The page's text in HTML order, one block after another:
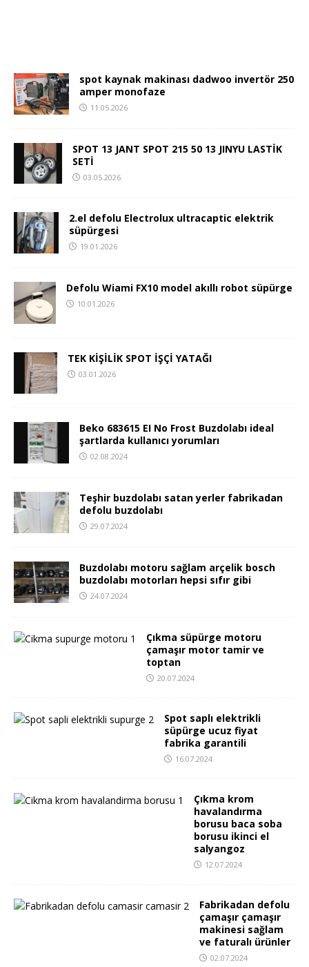
spot kaynak makinası dadwoo invertör 250
amper monofaze
11.05.2026
SPOT 13 JANT SPOT 215 50 13 JINYU LASTİK
SETİ
03.05.2026
2.el defolu Electrolux ultracaptic elektrik
süpürgesi
19.01.2026
Defolu Wiami FX10 model akıllı robot süpürge
10.01.2026
TEK KİŞİLİK SPOT İŞÇİ YATAĞI
03.01.2026
Beko 683615 EI No Frost Buzdolabı ideal
şartlarda kullanıcı yorumları
02.08.2024
Teşhir buzdolabı satan yerler fabrikadan
defolu buzdolabı
29.07.2024
Buzdolabı motoru sağlam arçelik bosch
buzdolabı motorları hepsi sıfır gibi
24.07.2024
Çıkma süpürge motoru
çamaşır motor tamir ve
toptan
20.07.2024
Spot saplı elektrikli
süpürge ucuz fiyat
fabrika garantili
16.07.2024
Çıkma krom
havalandırma
borusu baca soba
borusu ikinci el
salyangoz
12.07.2024
Fabrikadan defolu
çamaşır çamaşır
makinesi sağlam
ve faturalı ürünler
02.07.2024